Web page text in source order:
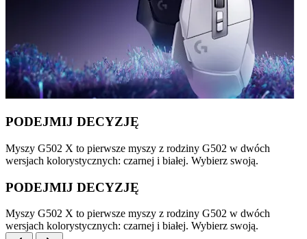
PODEJMIJ DECYZJĘ
Myszy G502 X to pierwsze myszy z rodziny G502 w dwóch
wersjach kolorystycznych: czarnej i białej. Wybierz swoją.
PODEJMIJ DECYZJĘ
Myszy G502 X to pierwsze myszy z rodziny G502 w dwóch
wersjach kolorystycznych: czarnej i białej. Wybierz swoją.